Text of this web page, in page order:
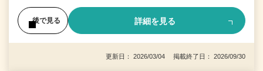
後で見る 詳細を見る
更新日： 2026/03/04 掲載終了日： 2026/09/30